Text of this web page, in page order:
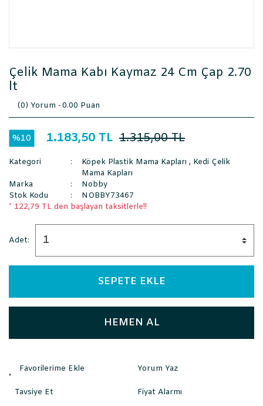
Çelik Mama Kabı Kaymaz 24 Cm Çap 2.70
lt
(0) Yorum -0.00 Puan
%10 1.183,50 TL 1.315,00 TL
Kategori Köpek Plastik Mama Kapları , Kedi Çelik
Mama Kapları
Marka
Nobby
Stok Kodu
NOBBY73467
* 122,79 TL den başlayan taksitlerle!!
Adet:
SEPETE EKLE
HEMEN AL
Yorum Yaz
Tavsiye Et Fiyat Alarmı